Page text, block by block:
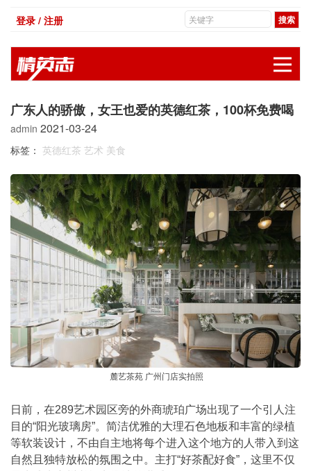
登录 / 注册
广东人的骄傲，女王也爱的英德红茶，100杯免费喝
admin 2021-03-24
标签： 英德红茶 艺术 美食
麓艺茶苑 广州门店实拍照
日前，在289艺术园区旁的外商琥珀广场出现了一个引人注
目的“阳光玻璃房”。简洁优雅的大理石色地板和丰富的绿植
等软装设计，不由自主地将每个进入这个地方的人带入到这
自然且独特放松的氛围之中。主打“好茶配好食” ，这里不仅